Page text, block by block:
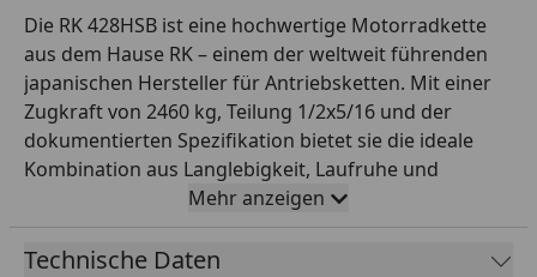
Die RK 428HSB ist eine hochwertige Motorradkette
aus dem Hause RK – einem der weltweit führenden
japanischen Hersteller für Antriebsketten. Mit einer
Zugkraft von 2460 kg, Teilung 1/2x5/16 und der
dokumentierten Spezifikation bietet sie die ideale
Kombination aus Langlebigkeit, Laufruhe und
Sicherheit im Einsatzbereich Straße bis 200 ccm.
Diese Variante wird offen mit 144 Gliedern geliefert
und ist mit einem Clipschloss als Verbindungsschloss
Mehr anzeigen
Technische Daten